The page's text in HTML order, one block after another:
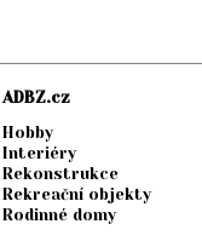
ADBZ.cz
Hobby
Interiéry
Rekonstrukce
Rekreační objekty
Rodinné domy